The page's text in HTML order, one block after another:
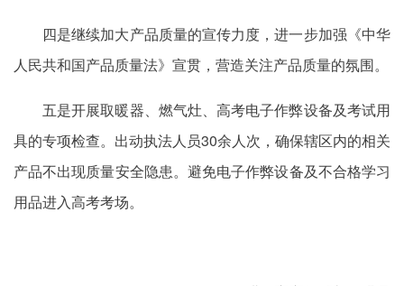
四是继续加大产品质量的宣传力度，进一步加强《中华
人民共和国产品质量法》宣贯，营造关注产品质量的氛围。
五是开展取暖器、燃气灶、高考电子作弊设备及考试用
具的专项检查。出动执法人员30余人次，确保辖区内的相关
产品不出现质量安全隐患。避免电子作弊设备及不合格学习
用品进入高考考场。